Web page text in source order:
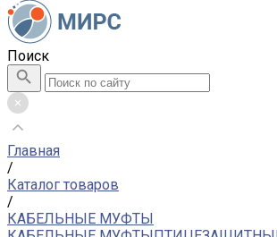
Поиск
Главная
/
Каталог товаров
/
КАБЕЛЬНЫЕ МУФТЫ